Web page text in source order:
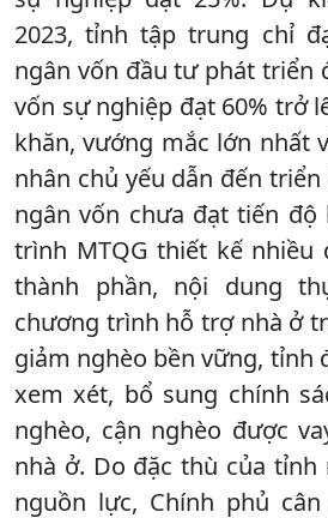
2023, tỉnh tập trung chỉ
ngân vốn đầu tư phát triển
vốn sự nghiệp đạt 60% trở
khăn, vướng mắc lớn nhất
nhân chủ yếu dẫn đến
ngân vốn chưa đạt tiến độ
trình MTQG thiết kế nhiều
thành phần, nội dung
chương trình hỗ trợ nhà ở
giảm nghèo bền vững, tỉnh
xem xét, bổ sung chính
nghèo, cận nghèo được
nhà ở. Do đặc thù của
nguồn lực, Chính phủ